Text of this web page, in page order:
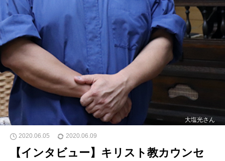
大塩光さん
2020.06.05 2020.06.09
【インタビュー】キリスト教カウンセ